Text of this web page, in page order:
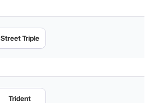
Street Triple
Trident